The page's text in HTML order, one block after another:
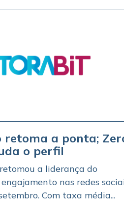
retoma a ponta;
o perfil
a liderança do
nas redes
Com taxa média...